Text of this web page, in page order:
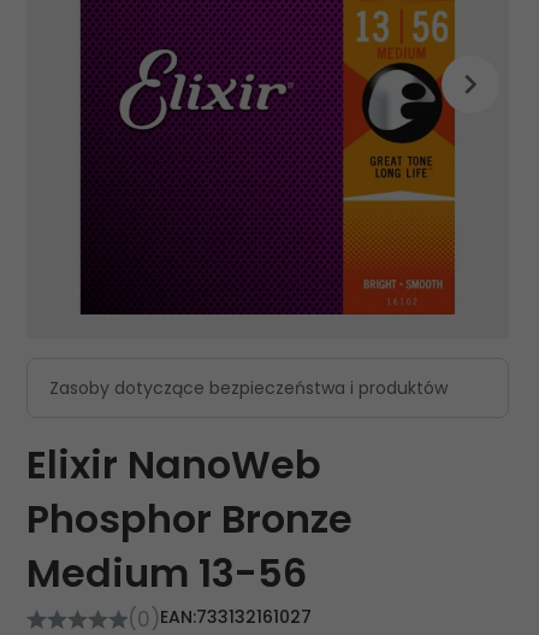
Zasoby dotyczące bezpieczeństwa i produktów
Elixir NanoWeb
Phosphor Bronze
Medium 13-56
(0)EAN:733132161027